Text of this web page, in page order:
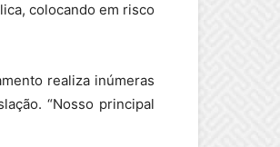
colocando em risco
realiza inúmeras
“Nosso principal